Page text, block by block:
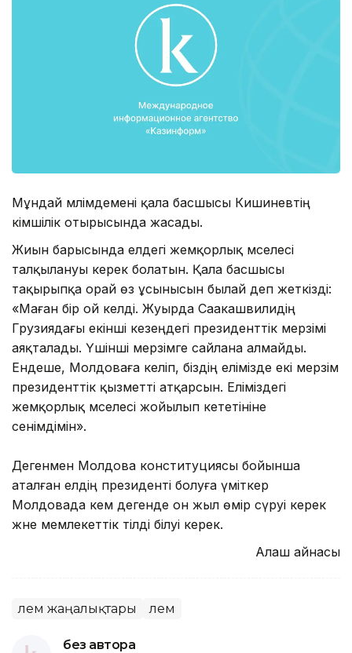
Мұндай мәлімдемені қала басшысы Кишиневтің
әкімшілік отырысында жасады.
Жиын барысында елдегі жемқорлық мәселесі
талқылануы керек болатын. Қала басшысы
тақырыпқа орай өз ұсынысын былай деп жеткізді:
«Маған бір ой келді. Жуырда Саакашвилидің
Грузиядағы екінші кезеңдегі президенттік мерзімі
аяқталады. Үшінші мерзімге сайлана алмайды.
Енде­ше, Молдоваға келіп, біздің елімізде екі мерзім
президенттік қызметті атқарсын. Еліміздегі
жемқорлық мәселесі жойылып кететініне
сенімдімін».
Дегенмен Молдова конституциясы бо­йынша
аталған елдің президенті болуға үміткер
Молдовада кем дегенде он жыл өмір сүруі керек
және мемлекеттік тілді білуі керек.
Алаш айнасы
Әлем жаңалықтары Әлем
без автора